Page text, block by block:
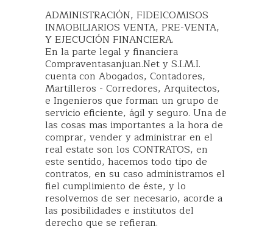
ADMINISTRACIÓN, FIDEICOMISOS
INMOBILIARIOS VENTA, PRE-VENTA,
Y EJECUCIÓN FINANCIERA.
En la parte legal y financiera
Compraventasanjuan.Net y S.I.M.I.
cuenta con Abogados, Contadores,
Martilleros - Corredores, Arquitectos,
e Ingenieros que forman un grupo de
servicio eficiente, ágil y seguro. Una de
las cosas mas importantes a la hora de
comprar, vender y administrar en el
real estate son los CONTRATOS, en
este sentido, hacemos todo tipo de
contratos, en su caso administramos el
fiel cumplimiento de éste, y lo
resolvemos de ser necesario, acorde a
las posibilidades e institutos del
derecho que se refieran.